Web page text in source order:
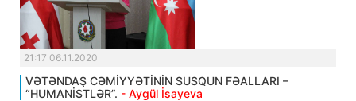
21:17 06.11.2020
VƏTƏNDAŞ CƏMİYYƏTİNİN SUSQUN FƏALLARI –
“HUMANİSTLƏR”. - Aygül İsayeva